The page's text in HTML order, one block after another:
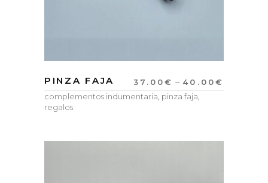
PINZA FAJA 37.00€ – 40.00€
complementos indumentaria, pinza faja,
regalos